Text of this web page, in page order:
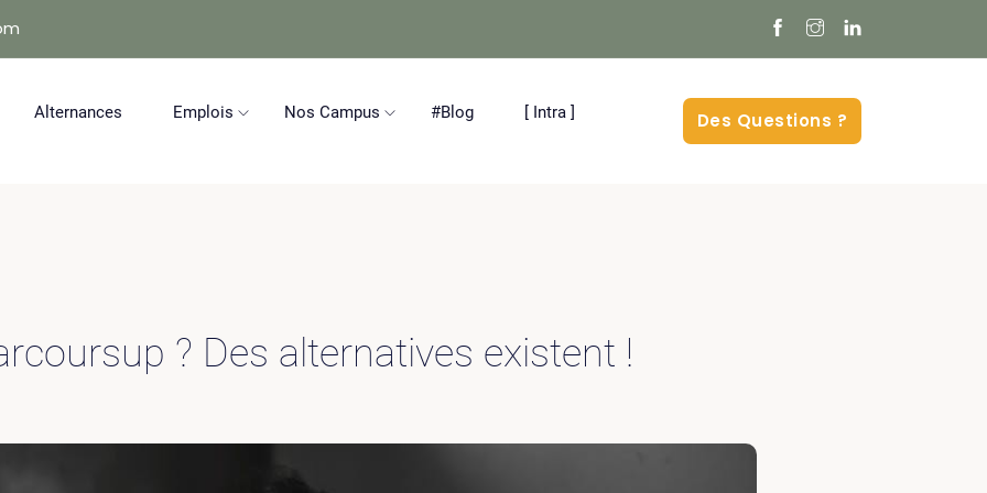
Alternances Emplois Nos Campus #Blog [ Intra ] Des Questions ?
? Des alternatives existent !